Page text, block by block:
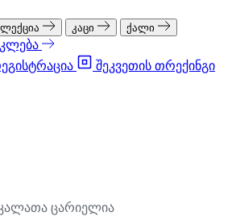
კაცი
ქალი
შეკვეთის თრექინგი
ცარიელია